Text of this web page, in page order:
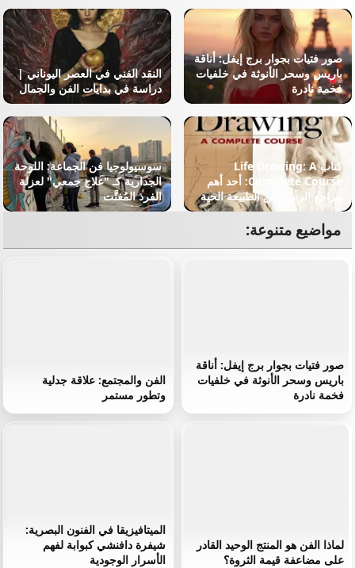
صور فتيات بجوار برج إيفل: أناقة
باريس وسحر الأنوثة في خلفيات
فخمة نادرة
النقد الفني في العصر اليوناني |
دراسة في بدايات الفن والجمال
كتاب Life Drawing: A
Complete Course: أحد أهم
مراجع الرسم من الطبيعة الحية
سوسيولوجيا فن الجماعة: اللوحة
الجدارية كـ "علاج جمعي" لعزلة
الفرد المُفتَّت
مواضيع متنوعة:
صور فتيات بجوار برج إيفل: أناقة
باريس وسحر الأنوثة في خلفيات
فخمة نادرة
الفن والمجتمع: علاقة جدلية
وتطور مستمر
لماذا الفن هو المنتج الوحيد القادر
على مضاعفة قيمة الثروة؟
الميتافيزيقا في الفنون البصرية:
شيفرة دافنشي كبوابة لفهم
الأسرار الوجودية